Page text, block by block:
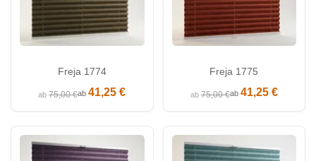
Freja 1774
ab75,00 €ab41,25 €
Freja 1775
ab75,00 €ab 41,25 €